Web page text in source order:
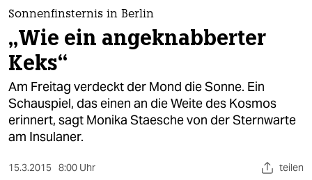
themen
politik
öko
gesellschaft
kultur
sport
Sonnenfinsternis in Berlin
„Wie ein angeknabberter
Keks“
Am Freitag verdeckt der Mond die Sonne. Ein
Schauspiel, das einen an die Weite des Kosmos
erinnert, sagt Monika Staesche von der Sternwarte
am Insulaner.
15.3.2015 8:00 Uhr teilen